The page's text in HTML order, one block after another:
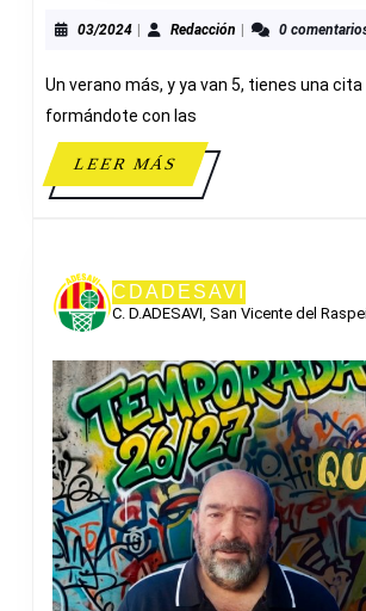
03/202403/2024Redacción Redacción
0
Un verano más, y ya van 5, tienes una
formándote con las
LEER MÁSLEER
MÁS
CDADESAVI
C. D.ADESAVI, San Vicente del